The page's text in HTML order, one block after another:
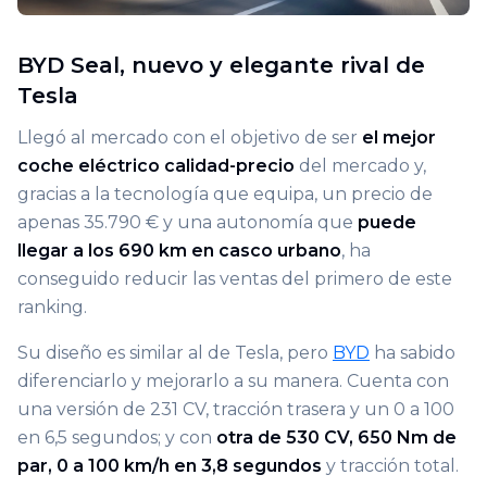
BYD Seal, nuevo y elegante rival de
Tesla
Llegó al mercado con el objetivo de ser el mejor
coche eléctrico calidad-precio del mercado y,
gracias a la tecnología que equipa, un precio de
apenas 35.790 € y una autonomía que puede
llegar a los 690 km en casco urbano, ha
conseguido reducir las ventas del primero de este
ranking.
Su diseño es similar al de Tesla, pero BYD ha sabido
diferenciarlo y mejorarlo a su manera. Cuenta con
una versión de 231 CV, tracción trasera y un 0 a 100
en 6,5 segundos; y con otra de 530 CV, 650 Nm de
par, 0 a 100 km/h en 3,8 segundos y tracción total.